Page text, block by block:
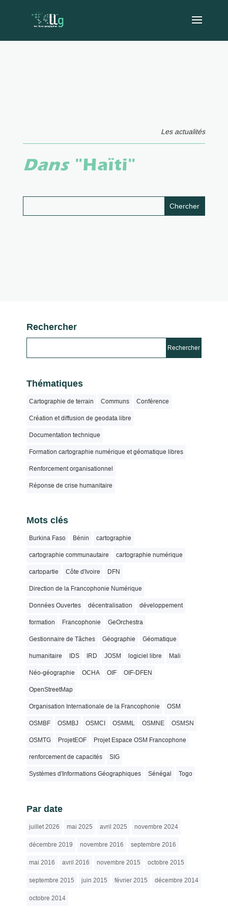
Les actualités
Dans"Haïti"
Rechercher
Thématiques
Cartographie de terrain Communs Conférence
Création et diffusion de geodata libre
Documentation technique
Formation cartographie numérique et géomatique libres
Renforcement organisationnel
Réponse de crise humanitaire
Mots clés
Burkina Faso Bénin cartographie
cartographie communautaire cartographie numérique
cartopartie Côte d'Ivoire DFN
Direction de la Francophonie Numérique
Données Ouvertes décentralisation développement
formation Francophonie GeOrchestra
Gestionnaire de Tâches Géographie Géomatique
humanitaire IDS IRD JOSM logiciel libre Mali
Néo-géographie OCHA OIF OIF-DFEN
OpenStreetMap
Organisation Internationale de la Francophonie OSM
OSMBF OSMBJ OSMCI OSMML OSMNE OSMSN
OSMTG ProjetEOF Projet Espace OSM Francophone
renforcement de capacités SIG
Systèmes d'Informations Géographiques Sénégal Togo
Par date
juillet 2026 mai 2025 avril 2025 novembre 2024
décembre 2019 novembre 2016 septembre 2016
mai 2016 avril 2016 novembre 2015 octobre 2015
septembre 2015 juin 2015 février 2015 décembre 2014
octobre 2014